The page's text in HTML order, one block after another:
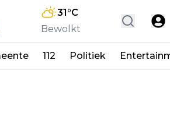
31°C
Bewolkt
112 Politiek